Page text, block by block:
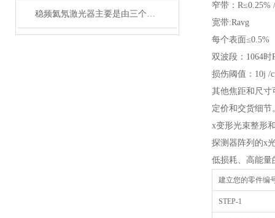
稳频氦氖激光器主要是由三个部分组成
窄带：R≤0.25%
宽带:Ravg
每个表面≤0.5%
双波段：1064时
损伤阈值：10j /
其他焦距和尺寸
定价和交货细节
x变形光束整形
探测器阵列的x
低损耗、高能量
建立您的零件编
STEP-1